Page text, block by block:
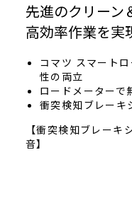
先進のクリーン
高効率作業を実
コマツ スマート
性の両立
ロードメーターで
衝突検知ブレーキ
【衝突検知ブレー
音】